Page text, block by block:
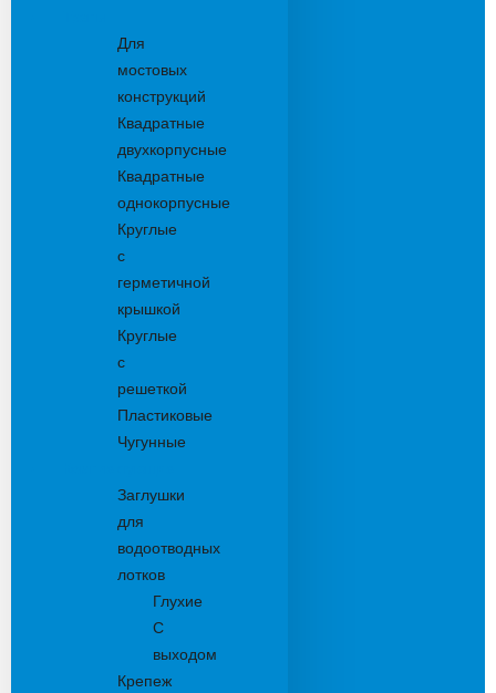
Для
мостовых
конструкций
Квадратные
двухкорпусные
Квадратные
однокорпусные
Круглые
с
герметичной
крышкой
Круглые
с
решеткой
Пластиковые
Чугунные
Заглушки
для
водоотводных
лотков
Глухие
С
выходом
Крепеж